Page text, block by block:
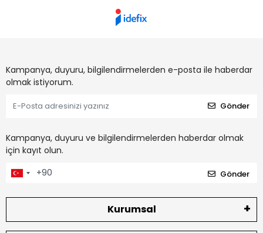
Kampanya, duyuru, bilgilendirmelerden e-posta ile haberdar
olmak istiyorum.
Gönder
Kampanya, duyuru ve bilgilendirmelerden haberdar olmak
için kayıt olun.
Gönder
Kurumsal